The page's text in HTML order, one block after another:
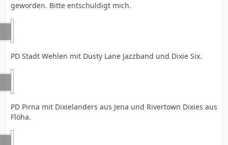
geworden. Bitte entschuldigt mich.
PD Stadt Wehlen mit Dusty Lane Jazzband und Dixie Six.
PD Pirna mit Dixielanders aus Jena und Rivertown Dixies aus
Flöha.